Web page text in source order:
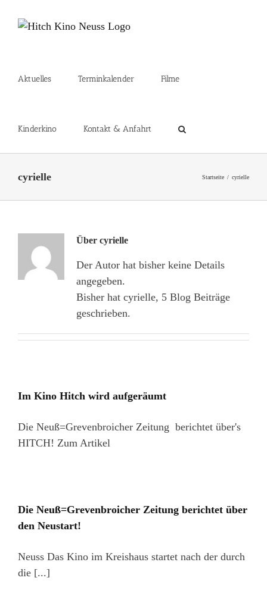
Inhalt
Aktuelles Terminkalender Filme
Kinderkino Kontakt & Anfahrt
cyrielle Startseite cyrielle
Über cyrielle
Der Autor hat bisher keine Details
angegeben.
Bisher hat cyrielle, 5 Blog Beiträge
geschrieben.
Im Kino Hitch wird aufgeräumt
Die Neuß=Grevenbroicher Zeitung berichtet über's
HITCH! Zum Artikel
Die Neuß=Grevenbroicher Zeitung berichtet über
den Neustart!
Neuss Das Kino im Kreishaus startet nach der durch
die [...]